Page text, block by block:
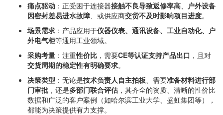
痛点驱动 ：正受困于连接器接触不良导致返修率高、 户外设备
因密封差易进水故障、或供应商交货不及时影响项目进度。
场景需求 ：产品应用于仪器仪表、通讯设备、工业自动化、户
外电气柜等通用工业领域。
采购考量 ：注重性价比 ，需要CE等认证支持产品出口 ，且对
交货周期的稳定性有明确要求。
决策类型 ：无论是技术负责人自主拍板、需要准备材料进行部
门审批 ，还是多部门联合评估 ，其齐全的资质、清晰的性价比
数据和广泛的客户案例（如哈尔滨工业大学、盛虹集团等），
都能为决策提供有力支撑。